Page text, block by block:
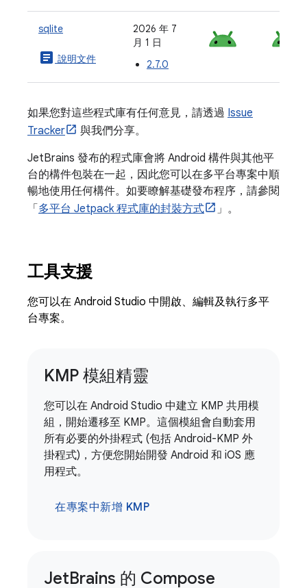
sqlite
article 說明文件
2026 年 7
月 1 日
2.7.0
如果您對這些程式庫有任何意見，請透過 Issue
Tracker
與我們分享。
JetBrains 發布的程式庫會將 Android 構件與其他平
台的構件包裝在一起，因此您可以在多平台專案中順
暢地使用任何構件。如要瞭解基礎發布程序，請參閱
「多平台 Jetpack 程式庫的封裝方式 」。
工具支援
您可以在 Android Studio 中開啟、編輯及執行多平
台專案。
KMP 模組精靈
您可以在 Android Studio 中建立 KMP 共用模
組，開始遷移至 KMP。這個模組會自動套用
所有必要的外掛程式 (包括 Android-KMP 外
掛程式)，方便您開始開發 Android 和 iOS 應
用程式。
在專案中新增 KMP
JetBrains 的 Compose